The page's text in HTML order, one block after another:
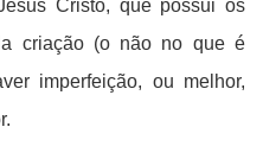
Cristo, que possui os
criação (o não no que é
imperfeição, ou melhor,